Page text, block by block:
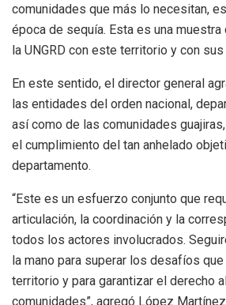
comunidades que más lo necesitan,
época de sequía. Esta es una
la UNGRD con este territorio y con sus
En este sentido, el director general
las entidades del orden nacional,
así como de las comunidades
el cumplimiento del tan anhelado
departamento.
“Este es un esfuerzo conjunto que
articulación, la coordinación y la
todos los actores involucrados.
la mano para superar los desafíos
territorio y para garantizar el derecho
comunidades”, agregó López